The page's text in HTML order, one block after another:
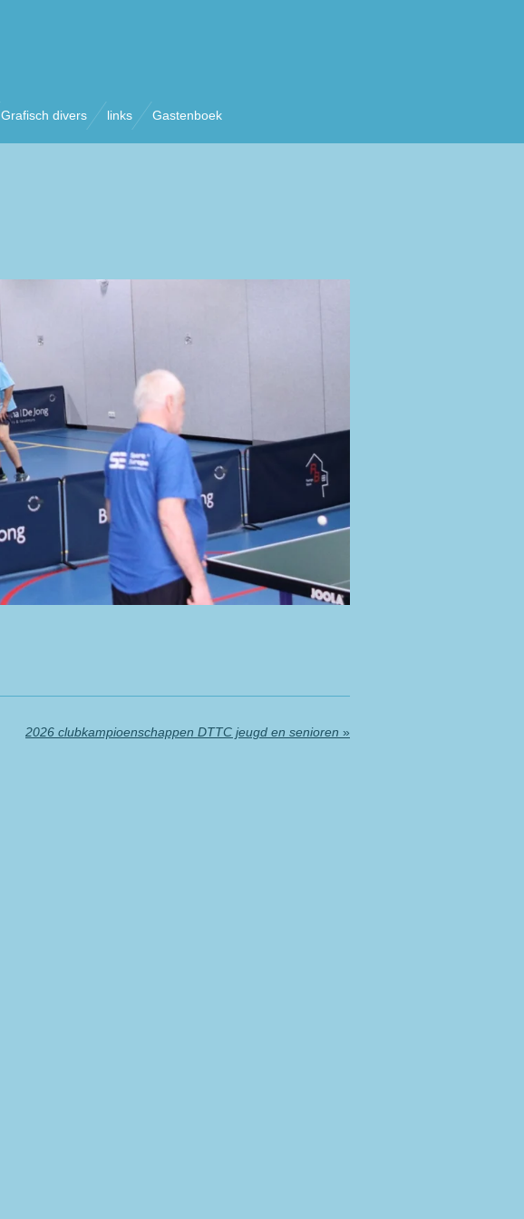
Grafisch divers links Gastenboek
2026 clubkampioenschappen DTTC jeugd en senioren »